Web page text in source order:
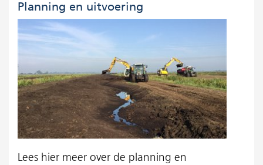
Planning en uitvoering
Lees hier meer over de planning en